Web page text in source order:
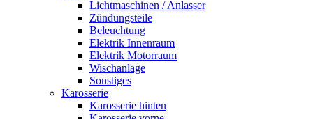
Lichtmaschinen / Anlasser
Zündungsteile
Beleuchtung
Elektrik Innenraum
Elektrik Motorraum
Wischanlage
Sonstiges
Karosserie
Karosserie hinten